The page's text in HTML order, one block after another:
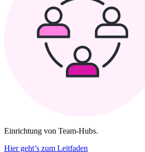
Einrichtung von Team-Hubs.
Hier geht’s zum Leitfaden